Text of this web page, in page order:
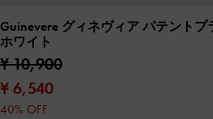
Guinevere グィネヴィア パテント
ホワイト
¥ 10,900
¥ 6,540
40% OFF